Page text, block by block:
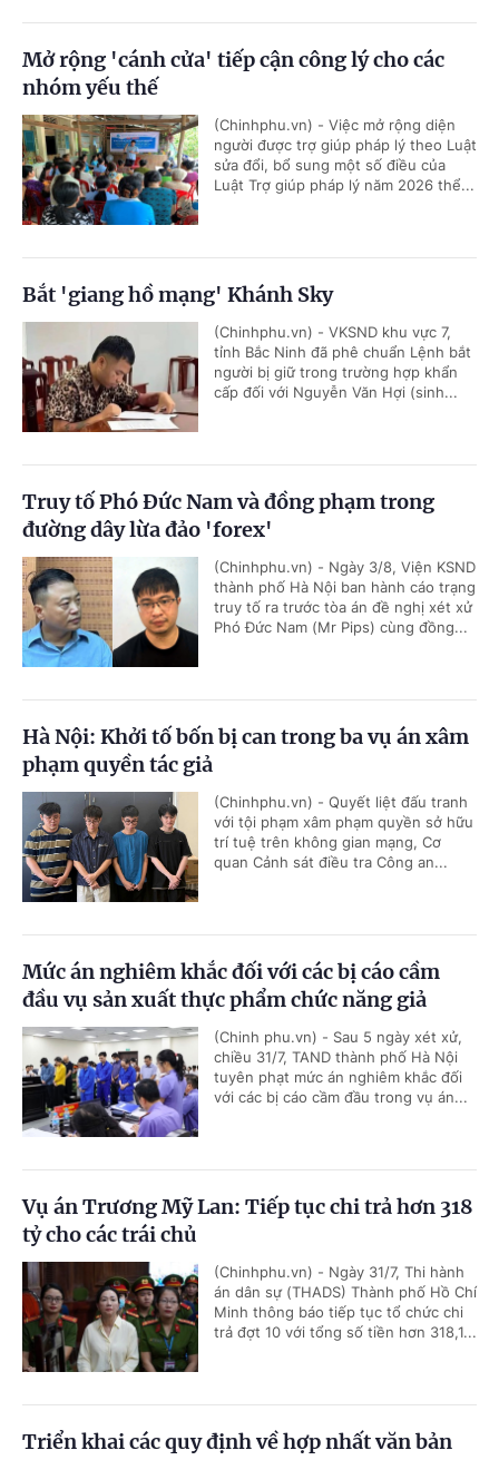
Mở rộng 'cánh cửa' tiếp cận công lý cho các
nhóm yếu thế
(Chinhphu.vn) - Việc mở rộng diện
người được trợ giúp pháp lý theo Luật
sửa đổi, bổ sung một số điều của
Luật Trợ giúp pháp lý năm 2026 thể...
Bắt 'giang hồ mạng' Khánh Sky
(Chinhphu.vn) - VKSND khu vực 7,
tỉnh Bắc Ninh đã phê chuẩn Lệnh bắt
người bị giữ trong trường hợp khẩn
cấp đối với Nguyễn Văn Hợi (sinh...
Truy tố Phó Đức Nam và đồng phạm trong
đường dây lừa đảo 'forex'
(Chinhphu.vn) - Ngày 3/8, Viện KSND
thành phố Hà Nội ban hành cáo trạng
truy tố ra trước tòa án đề nghị xét xử
Phó Đức Nam (Mr Pips) cùng đồng...
Hà Nội: Khởi tố bốn bị can trong ba vụ án xâm
phạm quyền tác giả
(Chinhphu.vn) - Quyết liệt đấu tranh
với tội phạm xâm phạm quyền sở hữu
trí tuệ trên không gian mạng, Cơ
quan Cảnh sát điều tra Công an...
Mức án nghiêm khắc đối với các bị cáo cầm
đầu vụ sản xuất thực phẩm chức năng giả
(Chinh phu.vn) - Sau 5 ngày xét xử,
chiều 31/7, TAND thành phố Hà Nội
tuyên phạt mức án nghiêm khắc đối
với các bị cáo cầm đầu trong vụ án...
Vụ án Trương Mỹ Lan: Tiếp tục chi trả hơn 318
tỷ cho các trái chủ
(Chinhphu.vn) - Ngày 31/7, Thi hành
án dân sự (THADS) Thành phố Hồ Chí
Minh thông báo tiếp tục tổ chức chi
trả đợt 10 với tổng số tiền hơn 318,1...
Triển khai các quy định về hợp nhất văn bản